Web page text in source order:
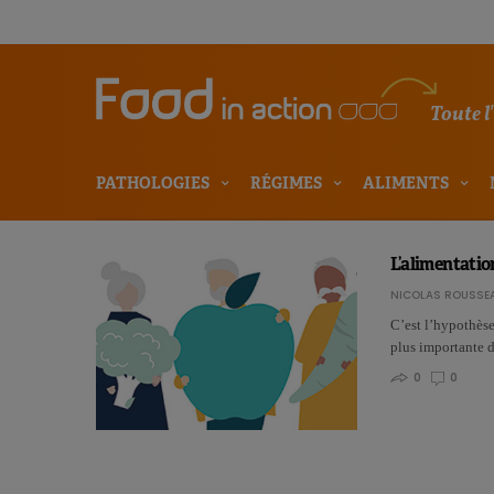
Toute
PATHOLOGIES RÉGIMES ALIMENTS
NICOLAS
C’est
plus importante
0
0